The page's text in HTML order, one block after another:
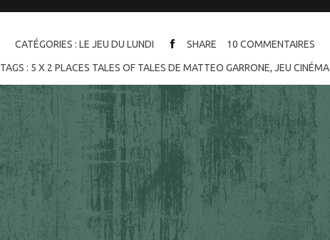
CATÉGORIES : LE JEU DU LUNDI SHARE 10 COMMENTAIRES
TAGS : 5 X 2 PLACES TALES OF TALES DE MATTEO GARRONE,JEU CINÉMA